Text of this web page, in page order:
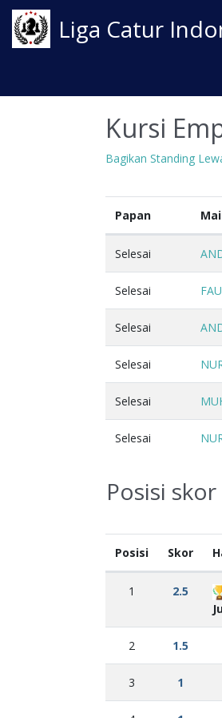
Liga Catur
Kursi
Bagikan Standing
Papan
Selesai
Selesai
Selesai
Selesai
Selesai
Selesai
Posisi
Posisi Skor
1
2.5
2 1.5
3 1